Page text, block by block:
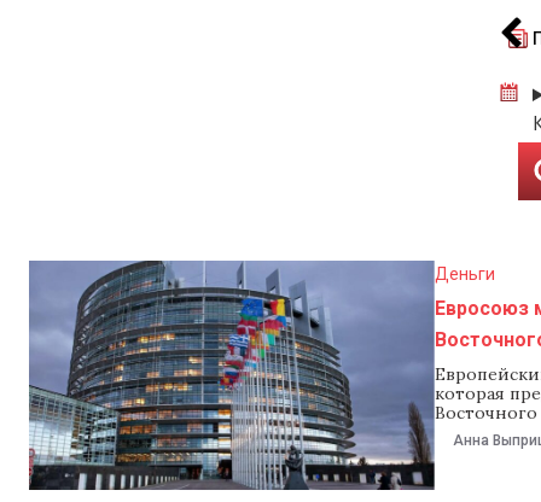
Деньги
Евросоюз
которая
сообщил
авторов
Анна